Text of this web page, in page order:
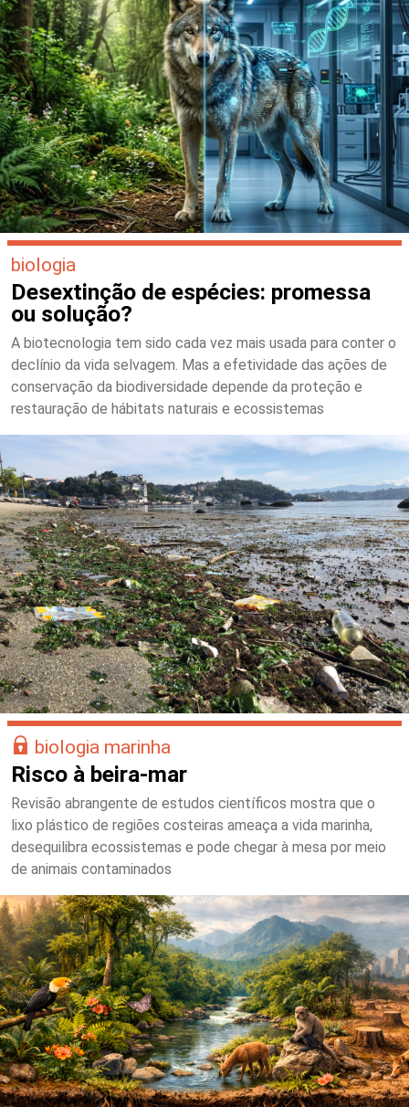
biologia
Desextinção de espécies: promessa
ou solução?
A biotecnologia tem sido cada vez mais usada para conter o
declínio da vida selvagem. Mas a efetividade das ações de
conservação da biodiversidade depende da proteção e
restauração de hábitats naturais e ecossistemas
biologia marinha
Risco à beira-mar
Revisão abrangente de estudos científicos mostra que o
lixo plástico de regiões costeiras ameaça a vida marinha,
desequilibra ecossistemas e pode chegar à mesa por meio
de animais contaminados